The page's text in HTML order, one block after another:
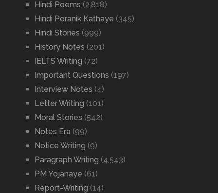
Hindi Poems (2,818)
Hindi Poranik Kathaye (345)
Hindi Stories (999)
History Notes (201)
IELTS Writing (72)
Important Questions (197)
Interview Notes (4)
Letter Writing (101)
Moral Stories (542)
Notes Era (99)
Notice Writing (9)
Paragraph Writing (4,543)
PM Yojanaye (61)
Report-Writing (14)